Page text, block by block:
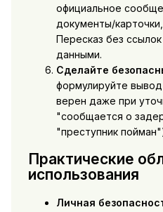
официальное
документы/
Пересказ без
данными.
Сделайте
формулируйте
верен даже при
"сообщается о
"преступник
Практические
использования
Личная